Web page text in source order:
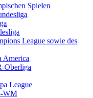
Spielen
League sowie des
America
Oberliga
League
WM